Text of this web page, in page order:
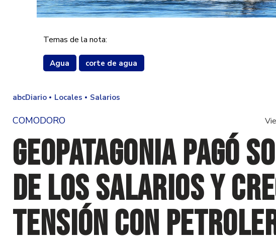
Temas de la nota:
Agua corte de agua
abcDiario Locales Salarios
COMODORO
GeoPatagonia pagó
de los salarios y
tensión con